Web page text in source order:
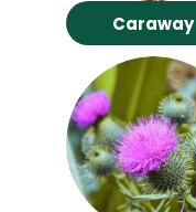
Caraway